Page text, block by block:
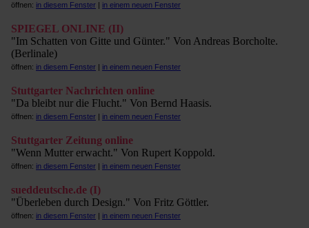
öffnen: in diesem Fenster | in einem neuen Fenster
SPIEGEL ONLINE (II)
"Im Schatten von Gitte und Günter." Von Andreas Borcholte.
(Berlinale)
öffnen: in diesem Fenster | in einem neuen Fenster
Stuttgarter Nachrichten online
"Da bleibt nur die Flucht." Von Bernd Haasis.
öffnen: in diesem Fenster | in einem neuen Fenster
Stuttgarter Zeitung online
"Wenn Mutter erwacht." Von Rupert Koppold.
öffnen: in diesem Fenster | in einem neuen Fenster
sueddeutsche.de (I)
"Überleben durch Design." Von Fritz Göttler.
öffnen: in diesem Fenster | in einem neuen Fenster